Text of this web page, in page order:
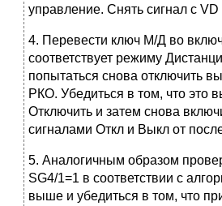
управление. Снять сигнал с VD
4. Перевести ключ М/Д во
соответствует режиму
попытаться снова отключить
РКО. Убедиться в том, что это
Отключить и затем снова
сигналами Откл и Выкл от
5. Аналогичным образом
SG4/1=1 в соответствии с
выше и убедиться в том, что